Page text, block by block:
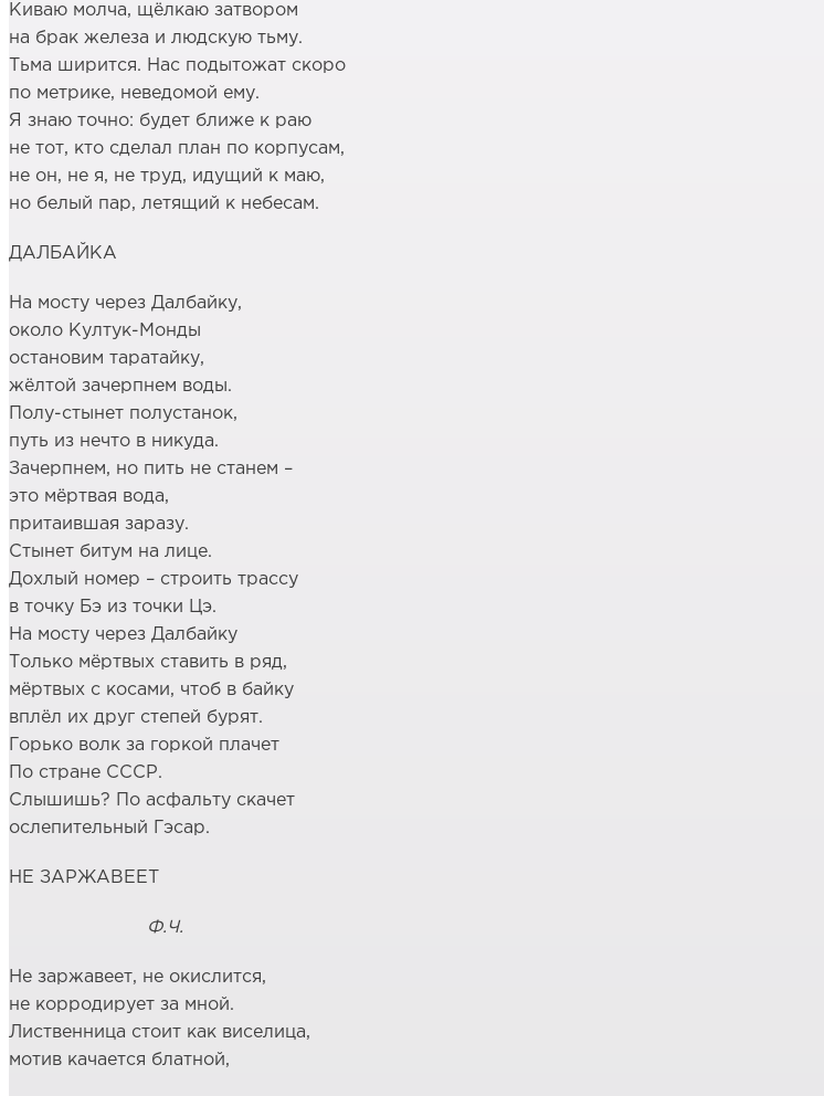
Киваю молча, щёлкаю затвором
на брак железа и людскую тьму.
Тьма ширится. Нас подытожат скоро
по метрике, неведомой ему.
Я знаю точно: будет ближе к раю
не тот, кто сделал план по корпусам,
не он, не я, не труд, идущий к маю,
но белый пар, летящий к небесам.
ДАЛБАЙКА
На мосту через Далбайку,
около Култук-Монды
остановим таратайку,
жёлтой зачерпнем воды.
Полу-стынет полустанок,
путь из нечто в никуда.
Зачерпнем, но пить не станем –
это мёртвая вода,
притаившая заразу.
Стынет битум на лице.
Дохлый номер – строить трассу
в точку Бэ из точки Цэ.
На мосту через Далбайку
Только мёртвых ставить в ряд,
мёртвых с косами, чтоб в байку
вплёл их друг степей бурят.
Горько волк за горкой плачет
По стране СССР.
Слышишь? По асфальту скачет
ослепительный Гэсар.
НЕ ЗАРЖАВЕЕТ
Ф.Ч.
Не заржавеет, не окислится,
не корродирует за мной.
Лиственница стоит как виселица,
мотив качается блатной,